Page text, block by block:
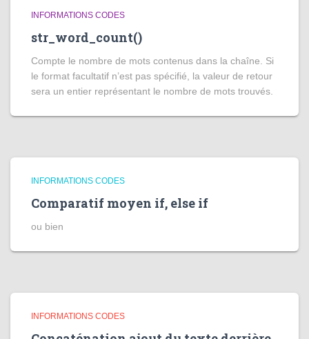
INFORMATIONS CODES
str_word_count()
Compte le nombre de mots contenus dans la chaîne. Si
le format facultatif n’est pas spécifié, la valeur de retour
sera un entier représentant le nombre de mots trouvés.
INFORMATIONS CODES
Comparatif moyen if, else if
ou bien
INFORMATIONS CODES